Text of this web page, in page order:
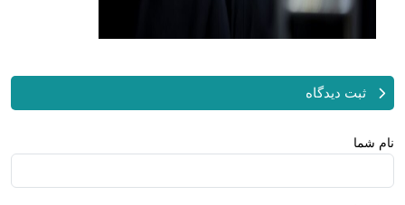
ثبت دیدگاه
نام شما